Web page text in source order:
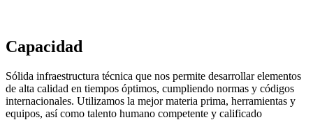
Capacidad
Sólida infraestructura técnica que nos permite desarrollar elementos
de alta calidad en tiempos óptimos, cumpliendo normas y códigos
internacionales. Utilizamos la mejor materia prima, herramientas y
equipos, así como talento humano competente y calificado